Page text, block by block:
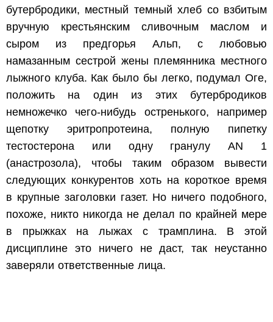
бутербродики, местный темный хлеб со взбитым
вручную крестьянским сливочным маслом и
сыром из предгорья Альп, с любовью
намазанным сестрой жены племянника местного
лыжного клуба. Как было бы легко, подумал Оге,
положить на один из этих бутербродиков
немножечко чего-нибудь остренького, например
щепотку эритропротеина, полную пипетку
тестостерона или одну гранулу AN 1
(анастрозола), чтобы таким образом вывести
следующих конкурентов хоть на короткое время
в крупные заголовки газет. Но ничего подобного,
похоже, никто никогда не делал по крайней мере
в прыжках на лыжах с трамплина. В этой
дисциплине это ничего не даст, так неустанно
заверяли ответственные лица.